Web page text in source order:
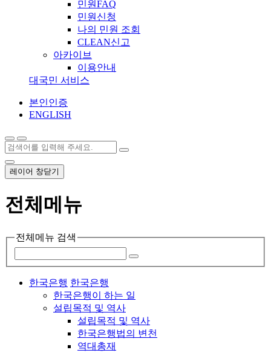
민원FAQ
민원신청
나의 민원 조회
CLEAN신고
아카이브
이용안내
대국민 서비스
본인인증
ENGLISH
레이어 창닫기
전체메뉴
전체메뉴 검색
한국은행 한국은행
한국은행이 하는 일
설립목적 및 역사
설립목적 및 역사
한국은행법의 변천
역대총재